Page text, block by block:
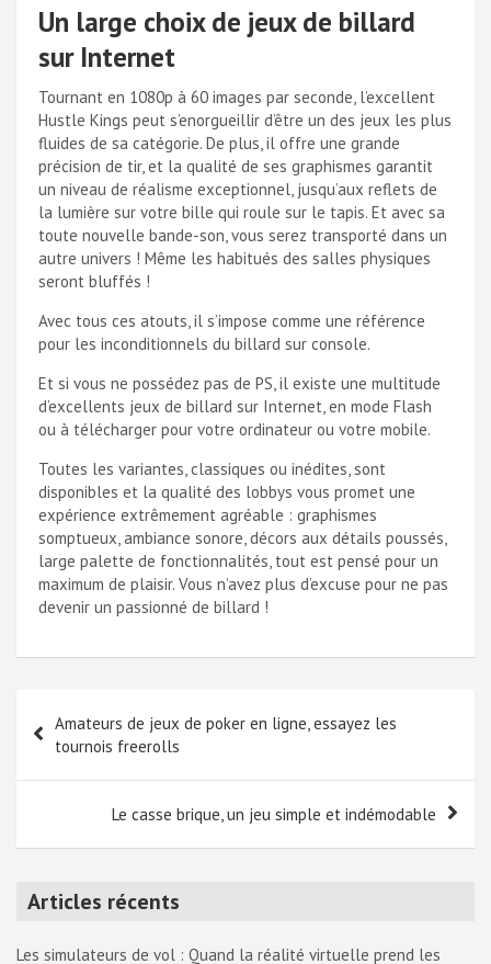
Un large choix de jeux de billard
sur Internet
Tournant en 1080p à 60 images par seconde, l’excellent
Hustle Kings peut s’enorgueillir d’être un des jeux les plus
fluides de sa catégorie. De plus, il offre une grande
précision de tir, et la qualité de ses graphismes garantit
un niveau de réalisme exceptionnel, jusqu’aux reflets de
la lumière sur votre bille qui roule sur le tapis. Et avec sa
toute nouvelle bande-son, vous serez transporté dans un
autre univers ! Même les habitués des salles physiques
seront bluffés !
Avec tous ces atouts, il s’impose comme une référence
pour les inconditionnels du billard sur console.
Et si vous ne possédez pas de PS, il existe une multitude
d’excellents jeux de billard sur Internet, en mode Flash
ou à télécharger pour votre ordinateur ou votre mobile.
Toutes les variantes, classiques ou inédites, sont
disponibles et la qualité des lobbys vous promet une
expérience extrêmement agréable : graphismes
somptueux, ambiance sonore, décors aux détails poussés,
large palette de fonctionnalités, tout est pensé pour un
maximum de plaisir. Vous n’avez plus d’excuse pour ne pas
devenir un passionné de billard !
de
l’article
Amateurs de jeux de poker en ligne, essayez les
tournois freerolls
Le casse brique, un jeu simple et indémodable
Articles récents
Les simulateurs de vol : Quand la réalité virtuelle prend les